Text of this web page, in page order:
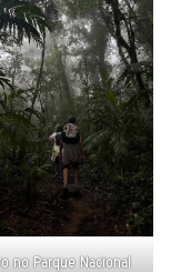
no Parque Nacional